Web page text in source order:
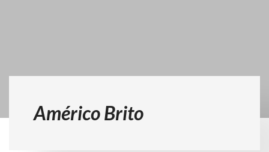
Américo Brito